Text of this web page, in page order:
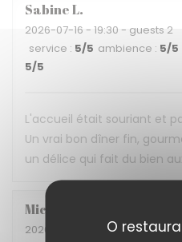
O
SabineL
2026-07-16 - 19:30 - guests 2
service : 5/5 ambience : 5/5
5/5
L'accueil était souriant et
Un vrai bon dîner fin,
un délice qui fait du bien
Michèle
2026-07-04
- 19:45 - guests 2